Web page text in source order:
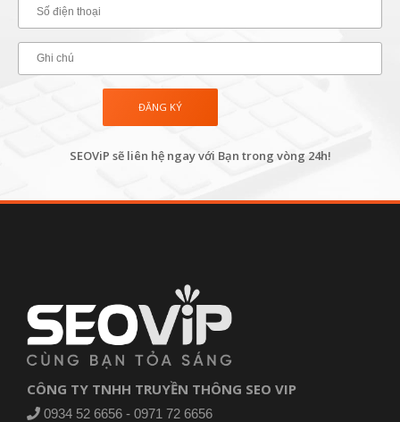
SEOViP sẽ liên hệ ngay với Bạn trong vòng 24h!
CÔNG TY TNHH TRUYỀN THÔNG SEO VIP
0934 52 6656 - 0971 72 6656